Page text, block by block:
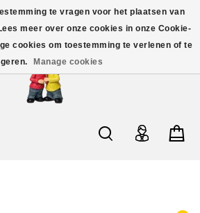
te vragen voor het plaatsen van
meer over onze cookies in onze Cookie-
cookies om toestemming te verlenen of te
Manage cookies